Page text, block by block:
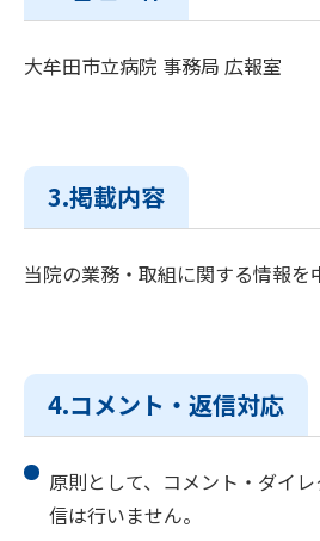
大牟田市立病院 事務局 広報室
3.掲載内容
当院の業務・取組に関する情報を
4.コメント・返信対応
原則として、コメント・ダイ
信は行いません。